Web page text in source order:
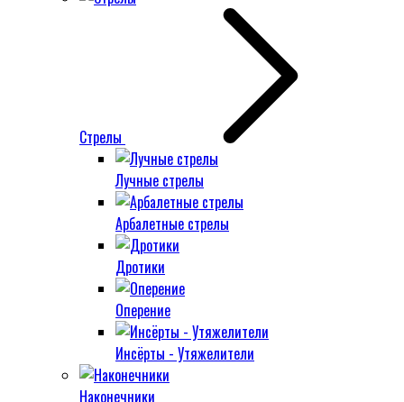
Стрелы
Лучные стрелы
Арбалетные стрелы
Дротики
Оперение
Инсёрты - Утяжелители
Наконечники